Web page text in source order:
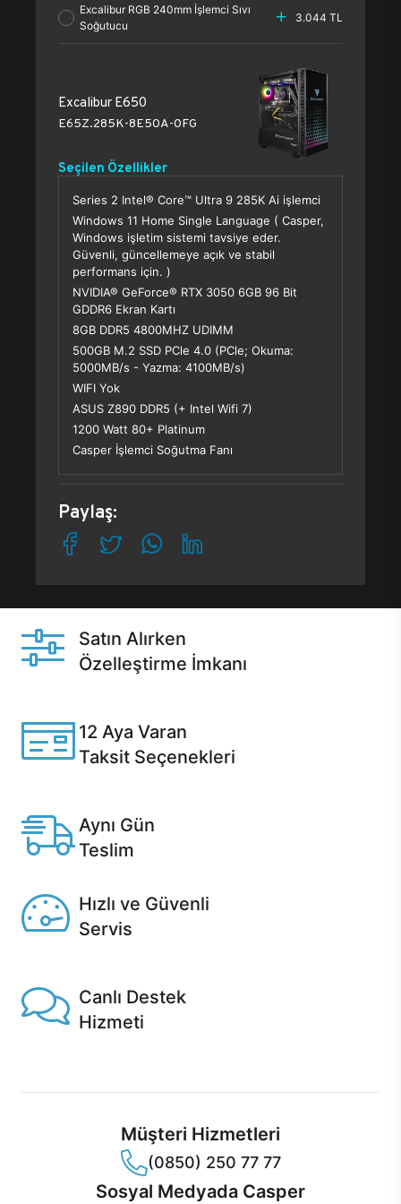
Excalibur RGB 240mm İşlemci Sıvı
Soğutucu
3.044 TL
Excalibur E650
E65Z.285K-8E50A-0FG
Seçilen Özellikler
Series 2 Intel® Core™ Ultra 9 285K Ai işlemci
Windows 11 Home Single Language ( Casper,
Windows işletim sistemi tavsiye eder.
Güvenli, güncellemeye açık ve stabil
performans için. )
NVIDIA® GeForce® RTX 3050 6GB 96 Bit
GDDR6 Ekran Kartı
8GB DDR5 4800MHZ UDIMM
500GB M.2 SSD PCle 4.0 (PCle; Okuma:
5000MB/s - Yazma: 4100MB/s)
WIFI Yok
ASUS Z890 DDR5 (+ Intel Wifi 7)
1200 Watt 80+ Platinum
Casper İşlemci Soğutma Fanı
Paylaş:
Satın Alırken
Özelleştirme İmkanı
12 Aya Varan
Taksit Seçenekleri
Aynı Gün
Teslim
Hızlı ve Güvenli
Servis
Canlı Destek
Hizmeti
Müşteri Hizmetleri
(0850) 250 77 77
Sosyal Medyada Casper